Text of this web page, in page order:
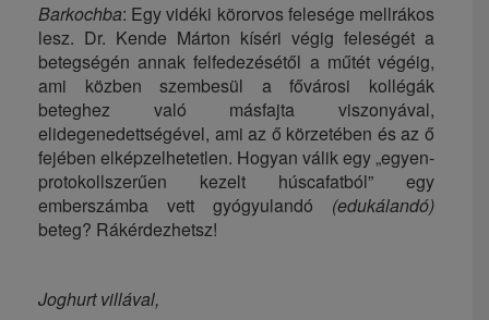
Barkochba: Egy vidéki körorvos felesége mellrákos
lesz. Dr. Kende Márton kíséri végig feleségét a
betegségén annak felfedezésétől a műtét végéig,
ami közben szembesül a fővárosi kollégák
beteghez való másfajta viszonyával,
elidegenedettségével, ami az ő körzetében és az ő
fejében elképzelhetetlen. Hogyan válik egy „egyen-
protokollszerűen kezelt húscafatból” egy
emberszámba vett gyógyulandó (edukálandó)
beteg? Rákérdezhetsz!
Joghurt villával,